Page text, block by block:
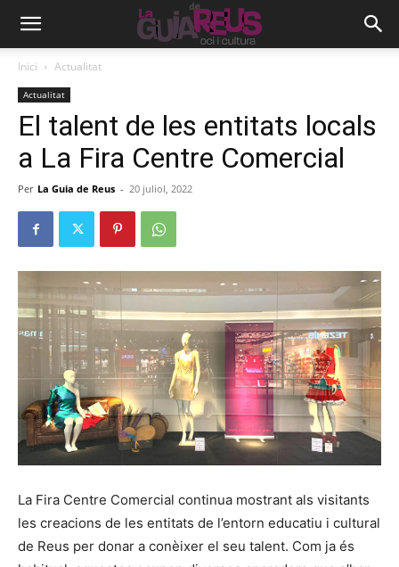
Inici Actualitat
Actualitat
El talent de les entitats locals
a La Fira Centre Comercial
Per La Guia de Reus - 20 juliol, 2022
La Fira Centre Comercial continua mostrant als visitants
les creacions de les entitats de l’entorn educatiu i cultural
de Reus per donar a conèixer el seu talent. Com ja és